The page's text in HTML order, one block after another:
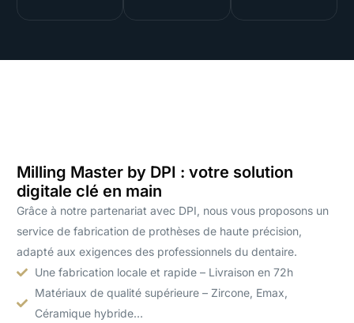
Milling Master by DPI : votre solution
digitale clé en main
Grâce à notre partenariat avec DPI, nous vous proposons un
service de fabrication de prothèses de haute précision,
adapté aux exigences des professionnels du dentaire.
Une fabrication locale et rapide – Livraison en 72h
Matériaux de qualité supérieure – Zircone, Emax,
Céramique hybride…